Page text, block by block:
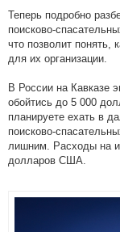
Теперь подробно
поисково-
что позволит понять,
для их организации.
В России на Кавказе
обойтись до 5 000
планируете ехать в
поисково-
лишним. Расходы на
долларов США.